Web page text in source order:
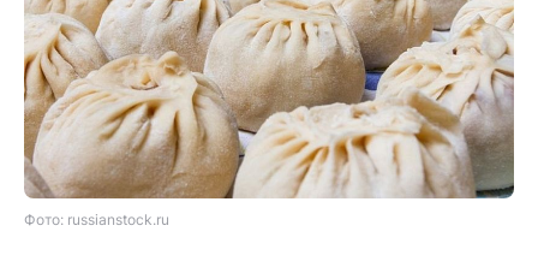
Фото: russianstock.ru